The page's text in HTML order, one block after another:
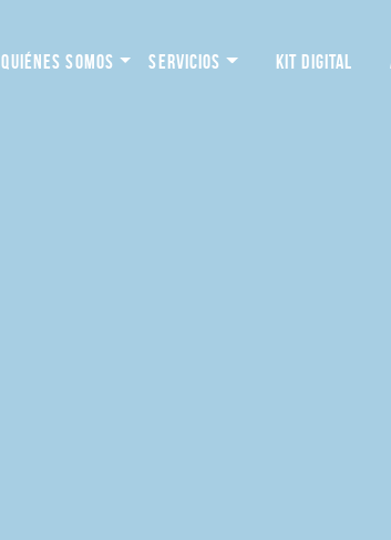
QUIÉNES SOMOS SERVICIOS KIT DIGITAL